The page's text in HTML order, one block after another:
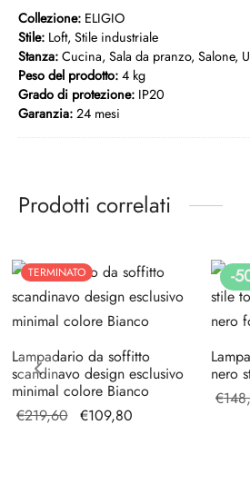
Collezione: ELIGIO
Stile: Loft, Stile industriale
Stanza: Cucina, Sala da pranzo, Salone,
Peso del prodotto: 4 kg
Grado di protezione: IP20
Garanzia: 24 mesi
Prodotti correlati
TERMINATO
Lampadario da soffitto
scandinavo design esclusivo
minimal colore Bianco
€219,60 Il prezzo
€109,80
-
nero
€